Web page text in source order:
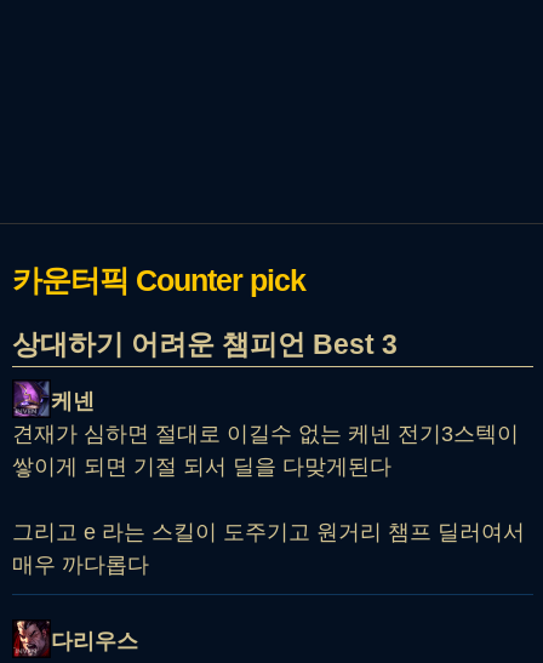
카운터픽 Counter pick
상대하기 어려운 챔피언 Best 3
케넨
견재가 심하면 절대로 이길수 없는 케넨 전기3스텍이
쌓이게 되면 기절 되서 딜을 다맞게된다
그리고 e 라는 스킬이 도주기고 원거리 챔프 딜러여서
매우 까다롭다
다리우스